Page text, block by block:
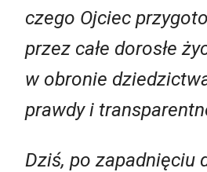
czego Ojciec
przez całe dorosłe
w obronie
prawdy i
Dziś, po zapadnięciu